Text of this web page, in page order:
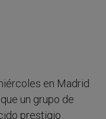
en Madrid
un grupo de
prestigio